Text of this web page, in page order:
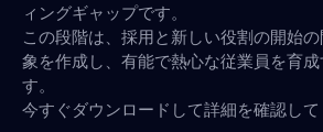
ィングギャップです。
この段階は、採用と新しい役割の開始
象を作成し、有能で熱心な従業員を育
す。
今すぐダウンロードして詳細を確認して